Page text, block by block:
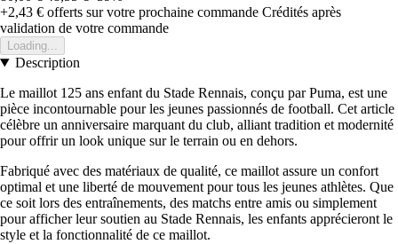
+2,43 € offerts sur votre prochaine commande Crédités après
validation de votre commande
Loading...
Description
Le maillot 125 ans enfant du Stade Rennais, conçu par Puma, est une
pièce incontournable pour les jeunes passionnés de football. Cet article
célèbre un anniversaire marquant du club, alliant tradition et modernité
pour offrir un look unique sur le terrain ou en dehors.
Fabriqué avec des matériaux de qualité, ce maillot assure un confort
optimal et une liberté de mouvement pour tous les jeunes athlètes. Que
ce soit lors des entraînements, des matchs entre amis ou simplement
pour afficher leur soutien au Stade Rennais, les enfants apprécieront le
style et la fonctionnalité de ce maillot.